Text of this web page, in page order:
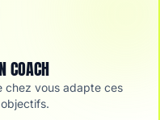
COACH
chez vous adapte ces